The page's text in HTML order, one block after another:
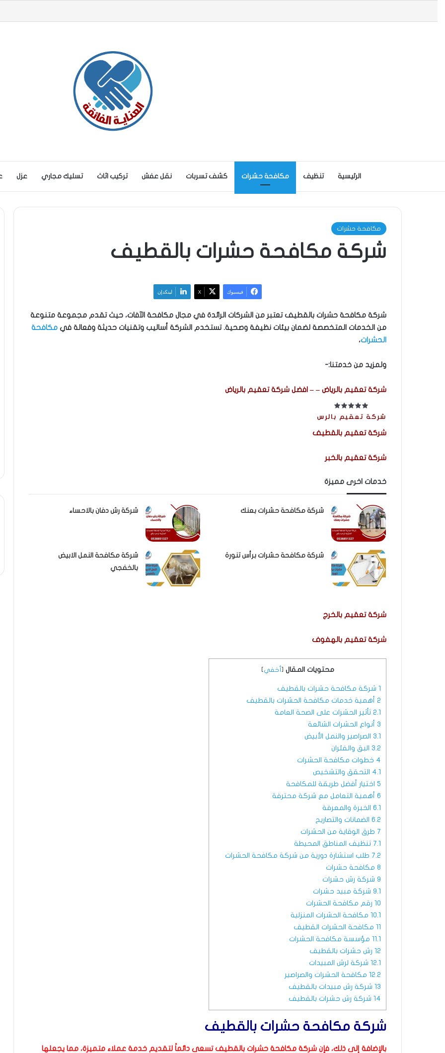
الرئيسية تنظيف مكافحة حشرات كشف تسربات نقل عفش تركيب اثاث تسليك مجاري عزل
مكافحة حشرات
شركة مكافحة حشرات بالقطيف
فيسبوك ‫X لينكدإن
شركة مكافحة حشرات بالقطيف تعتبر من الشركات الرائدة في مجال مكافحة الآفات، حيث تقدم مجموعة متنوعة
من الخدمات المتخصصة لضمان بيئات نظيفة وصحية. تستخدم الشركة أساليب وتقنيات حديثة وفعالة في مكافحة
الحشرات،
ولمزيد من خدمتنا:-
شركة تعقيم بالرياض – – افضل شركة تعقيم بالرياض
شركة تعقيم بالرس
شركة تعقيم بالقطيف
شركة تعقيم بالخبر
خدمات اخرى مميزة
شركة مكافحة حشرات بعنك شركة رش دفان بالاحساء
شركة مكافحة حشرات برأس تنورة
شركة مكافحة النمل الابيض
بالخفجي
شركة تعقيم بالخرج
شركة تعقيم بالهفوف
محتويات المقال [ أخفي]
1 شركة مكافحة حشرات بالقطيف
2 أهمية خدمات مكافحة الحشرات بالقطيف
2.1 تأثير الحشرات على الصحة العامة
3 أنواع الحشرات الشائعة
3.1 الصراصير والنمل الأبيض
3.2 البق والفئران
4 خطوات مكافحة الحشرات
4.1 التحقق والتشخيص
5 اختيار أفضل طريقة للمكافحة
6 أهمية التعامل مع شركة محترفة
6.1 الخبرة والمعرفة
6.2 الضمانات والتصاريح
7 طرق الوقاية من الحشرات
7.1 تنظيف المناطق المحيطة
7.2 طلب استشارة دورية من شركة مكافحة الحشرات
8 مكافحة حشرات
9 شركة رش حشرات
9.1 شركة مبيد حشرات
10 رقم مكافحة الحشرات
10.1 مكافحة الحشرات المنزلية
11 مكافحة الحشرات القطيف
11.1 مؤسسة مكافحة الحشرات
12 رش حشرات بالقطيف
12.1 شركة لرش المبيدات
12.2 مكافحة الحشرات والصراصير
13 شركة رش مبيدات بالقطيف
14 شركة رش حشرات بالقطيف
شركة مكافحة حشرات بالقطيف
بالإضافة إلى ذلك، فإن شركة مكافحة حشرات بالقطيف تسعى دائماً لتقديم خدمة عملاء متميزة، مما يجعلها